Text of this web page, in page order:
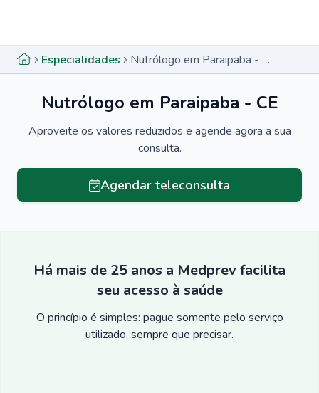
Especialidades Nutrólogo em Paraipaba - CE
Nutrólogo em Paraipaba - CE
Aproveite os valores reduzidos e agende agora a sua
consulta.
Agendar teleconsulta
Há mais de 25 anos a Medprev facilita
seu acesso à saúde
O princípio é simples: pague somente pelo serviço
utilizado, sempre que precisar.